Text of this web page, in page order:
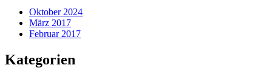
Oktober 2024
März 2017
Februar 2017
Kategorien